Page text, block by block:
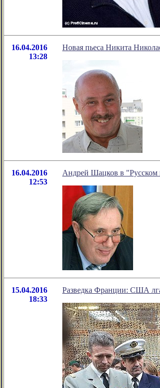
16.04.2016
13:28
Новая пьеса Никита
16.04.2016
12:53
Андрей Шацков в "Русском
15.04.2016
18:33
Разведка Франции: США